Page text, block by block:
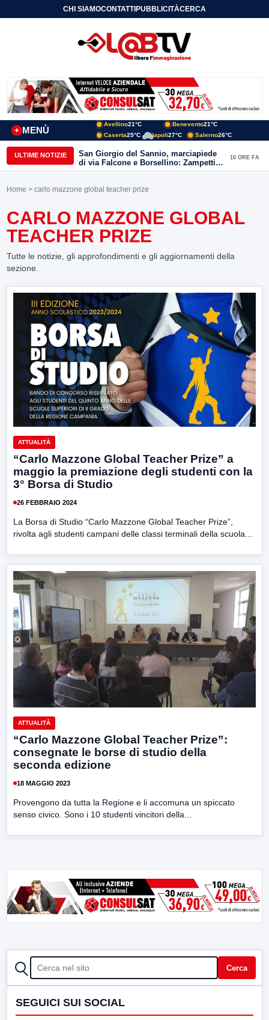
CHI SIAMOCONTATTIPUBBLICITÀCERCA
MENÙ
+
Avellino21°C Benevento21°C
Caserta25°C Napoli27°C Salerno26°C
ULTIME NOTIZIE
San Giorgio del Sannio, marciapiede
di via Falcone e Borsellino: Zampetti e
Lombardi replicano alle polemiche
10 ORE FA
Home > carlo mazzone global teacher prize
CARLO MAZZONE GLOBAL
TEACHER PRIZE
Tutte le notizie, gli approfondimenti e gli aggiornamenti della
sezione.
ATTUALITÀ
“Carlo Mazzone Global Teacher Prize” a
maggio la premiazione degli studenti con la
3° Borsa di Studio
26 FEBBRAIO 2024
La Borsa di Studio “Carlo Mazzone Global Teacher Prize”,
rivolta agli studenti campani delle classi terminali della scuola...
ATTUALITÀ
“Carlo Mazzone Global Teacher Prize”:
consegnate le borse di studio della
seconda edizione
18 MAGGIO 2023
Provengono da tutta la Regione e li accomuna un spiccato
senso civico. Sono i 10 studenti vincitori della...
CERCA Cerca
SEGUICI SUI SOCIAL